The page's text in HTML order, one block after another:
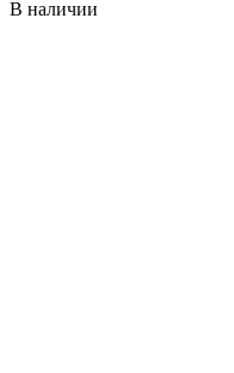
В наличии